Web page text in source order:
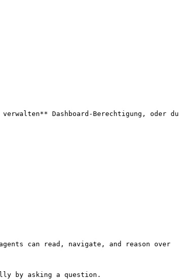
Dashboard-Berechtigung, oder du
can read, navigate, and reason over
by asking a question.